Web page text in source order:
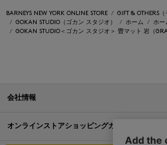
BARNEYS NEW YORK ONLINE STORE
GIFT & OTHERS（
GOKAN STUDIO（ゴカン スタジオ）
ホーム
ホー
GOKAN STUDIO＜ゴカン スタジオ＞ 畳マット 岩（
会社情報
オンラインストアショッピングガイド